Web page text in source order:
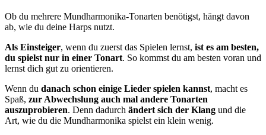
Ob du mehrere Mundharmonika-Tonarten benötigst, hängt davon
ab, wie du deine Harps nutzt.
Als Einsteiger, wenn du zuerst das Spielen lernst, ist es am besten,
du spielst nur in einer Tonart. So kommst du am besten voran und
lernst dich gut zu orientieren.
Wenn du danach schon einige Lieder spielen kannst, macht es
Spaß, zur Abwechslung auch mal andere Tonarten
auszuprobieren. Denn dadurch ändert sich der Klang und die
Art, wie du die Mundharmonika spielst ein klein wenig.